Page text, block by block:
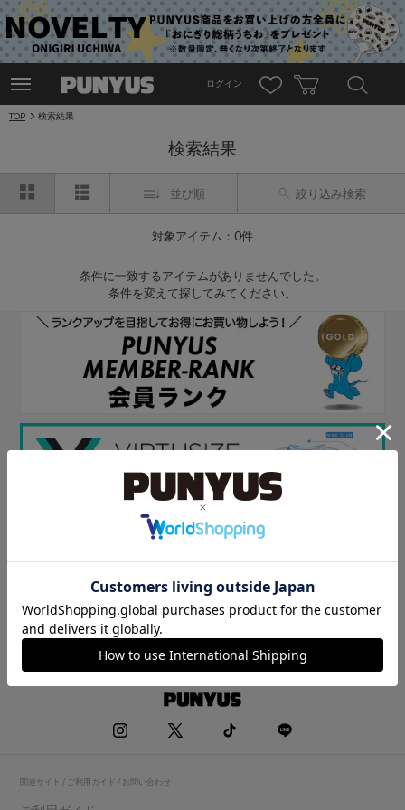
ログイン
TOP 検索結果
検索結果
並び順 絞り込み検索
対象アイテム：0件
条件に一致するアイテムがありませんでした。
条件を変えて探してみてください。
関連サイト / ご利用ガイド / お問い合わせ